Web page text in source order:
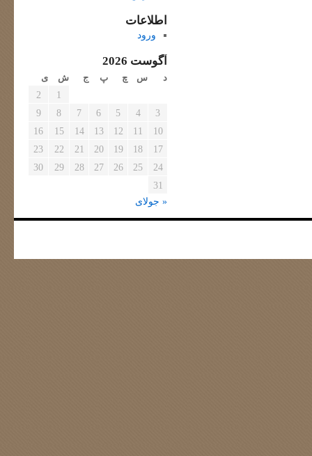
اطلاعات
ورود
آگوست 2026
د س چ پ ج ش ی
1
2
3
4
5
6
7
8
9
10
11
12
13
14
15
16
17
18
19
20
21
22
23
24
25
26
27
28
29
30
31
« جولای